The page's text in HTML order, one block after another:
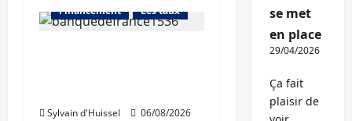
Financement Les taux
Sylvain d'Huissel 06/08/2026
L'avis des courtiers
se met
en place
29/04/2026
Ça fait
plaisir de